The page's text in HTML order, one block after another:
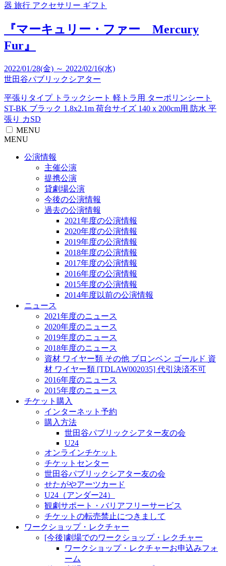
器 旅行 アクセサリー ギフト
『マーキュリー・ファー Mercury
Fur』
2022/01/28(金) ～ 2022/02/16(水)
世田谷パブリックシアター
平張りタイプ トラックシート 軽トラ用 ターポリンシート
ST-BK ブラック 1.8x2.1m 荷台サイズ 140ｘ200cm用 防水 平
張り カSD
MENU
MENU
公演情報
主催公演
提携公演
貸劇場公演
今後の公演情報
過去の公演情報
2021年度の公演情報
2020年度の公演情報
2019年度の公演情報
2018年度の公演情報
2017年度の公演情報
2016年度の公演情報
2015年度の公演情報
2014年度以前の公演情報
ニュース
2021年度のニュース
2020年度のニュース
2019年度のニュース
2018年度のニュース
資材 ワイヤー類 その他 ブロンベン ゴールド 資
材 ワイヤー類 [TDLAW002035] 代引決済不可
2016年度のニュース
2015年度のニュース
チケット購入
インターネット予約
購入方法
世田谷パブリックシアター友の会
U24
オンラインチケット
チケットセンター
世田谷パブリックシアター友の会
せたがやアーツカード
U24（アンダー24）
観劇サポート・バリアフリーサービス
チケットの転売禁止につきまして
ワークショップ・レクチャー
[今後]劇場でのワークショップ・レクチャー
ワークショップ・レクチャーお申込みフォ
ーム